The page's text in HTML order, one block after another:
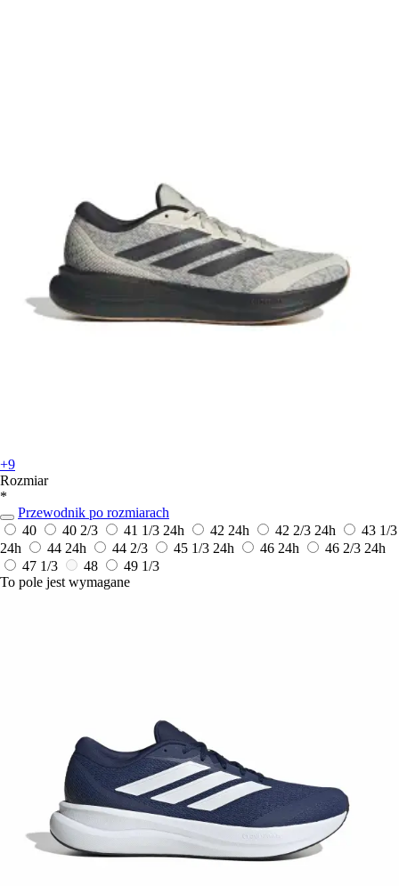
+9
Rozmiar
*
Przewodnik po rozmiarach
40
40 2/3 41 1/3 24h 42 24h 42 2/3 24h
43 1/3
24h
44 24h 44 2/3 45 1/3 24h 46 24h 46 2/3 24h
47 1/3
48
49 1/3
To pole jest wymagane